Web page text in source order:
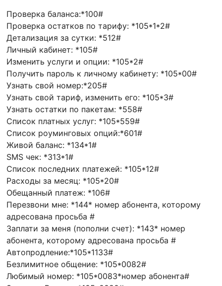
Проверка баланса:*100#
Проверка остатков по тарифу: *105*1*2#
Детализация за сутки: *512#
Личный кабинет: *105#
Изменить услуги и опции: *105*2#
Получить пароль к личному кабинету: *105*00#
Узнать свой номер:*205#
Узнать свой тариф, изменить его: *105*3#
Узнать остатки по пакетам: *558#
Список платных услуг: *105*559#
Список роуминговых опций:*601#
Живой баланс: *134*1#
SMS чек: *313*1#
Список последних платежей: *105*12#
Расходы за месяц: *105*20#
Обещанный платеж: *106#
Перезвони мне: *144* номер абонента, которому
адресована просьба #
Заплати за меня (пополни счет): *143* номер
абонента, которому адресована просьба #
Автопродление:*105*1133#
Безлимитное общение: *105*0082#
Любимый номер: *105*0083*номер абонента#